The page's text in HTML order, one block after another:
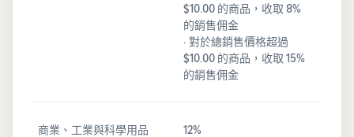
$10.00 的商品，收取 8%
的銷售佣金
· 對於總銷售價格超過
$10.00 的商品，收取 15%
的銷售佣金
商業、工業與科學用品 12%